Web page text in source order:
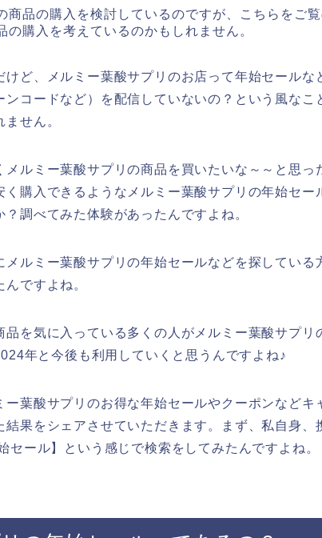
商品の購入を検討しているのですが、こちらをご
購入を考えているのかもしれません。
けど、メルミー葉酸サプリのお店って年始セールな
コードなど）を配信していないの？という風なこ
せん。
ルミー葉酸サプリの商品を買いたいな～～と思っ
く購入できるようなメルミー葉酸サプリの年始セー
調べてみた体験があったんですよね。
ルミー葉酸サプリの年始セールなどを探している
ですよね。
を気に入っている多くの人がメルミー葉酸サプリ
年と今後も利用していくと思うんですよね♪
葉酸サプリのお得な年始セールやクーポンなどキ
結果をシェアさせていただきます。まず、私自身、
セール】という感じで検索をしてみたんですよね。